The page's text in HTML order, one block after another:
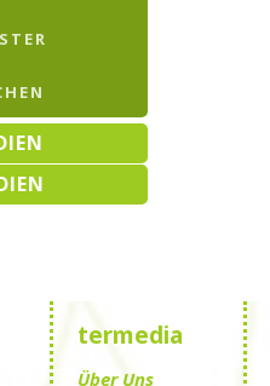
termedia
Über Uns